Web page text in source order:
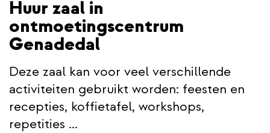
Huur zaal in
ontmoetingscentrum
Genadedal
Deze zaal kan voor veel verschillende
activiteiten gebruikt worden: feesten en
recepties, koffietafel, workshops,
repetities ...